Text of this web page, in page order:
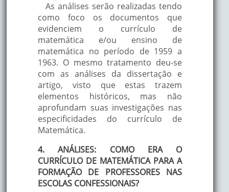
As análises serão realizadas tendo
como foco os documentos que
evidenciem o currículo de
matemática e/ou ensino de
matemática no período de 1959 a
1963. O mesmo tratamento deu-se
com as análises da dissertação e
artigo, visto que estas trazem
elementos históricos, mas não
aprofundam suas investigações nas
especificidades do currículo de
Matemática.
4. ANÁLISES: COMO ERA O
CURRÍCULO DE MATEMÁTICA PARA A
FORMAÇÃO DE PROFESSORES NAS
ESCOLAS CONFESSIONAIS?